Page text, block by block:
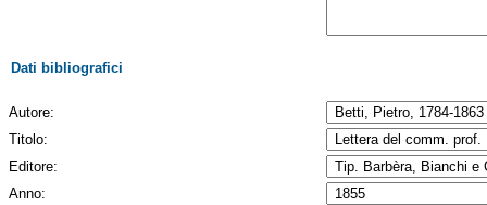
Dati bibliografici
Autore:
Titolo:
Editore:
Anno: